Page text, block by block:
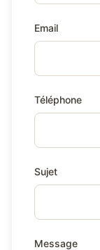
Email
Téléphone
Sujet
Message